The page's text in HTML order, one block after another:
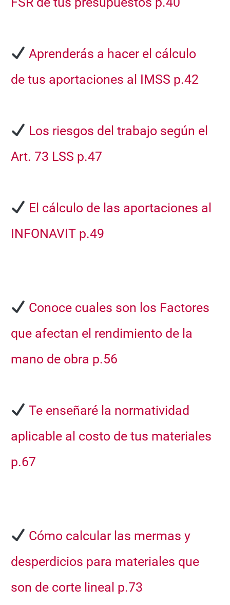
Aprenderás a hacer el cálculo
de tus aportaciones al IMSS p.42
Los riesgos del trabajosegún el
Art. 73 LSS p.47
El cálculo de las aportaciones al
INFONAVIT p.49
Conoce cuales son los Factores
que afectan el rendimiento de la
mano de obra p.56
Te enseñaré la normatividad
aplicable al costo de tus materiales
p.67
Cómo calcular las mermas y
desperdicios para materiales que
son de corte lineal p.73